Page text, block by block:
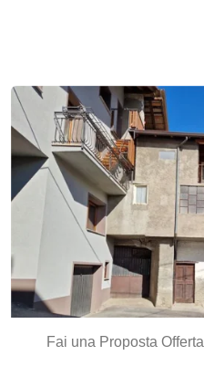
Fai una Proposta Offerta